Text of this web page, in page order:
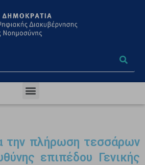
την πλήρωση τεσσάρων
επιπέδου Γενικής